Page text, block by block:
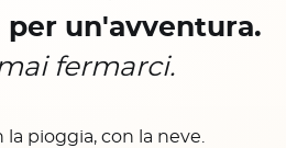
un'avventura.
fermarci.
la pioggia, con la neve.